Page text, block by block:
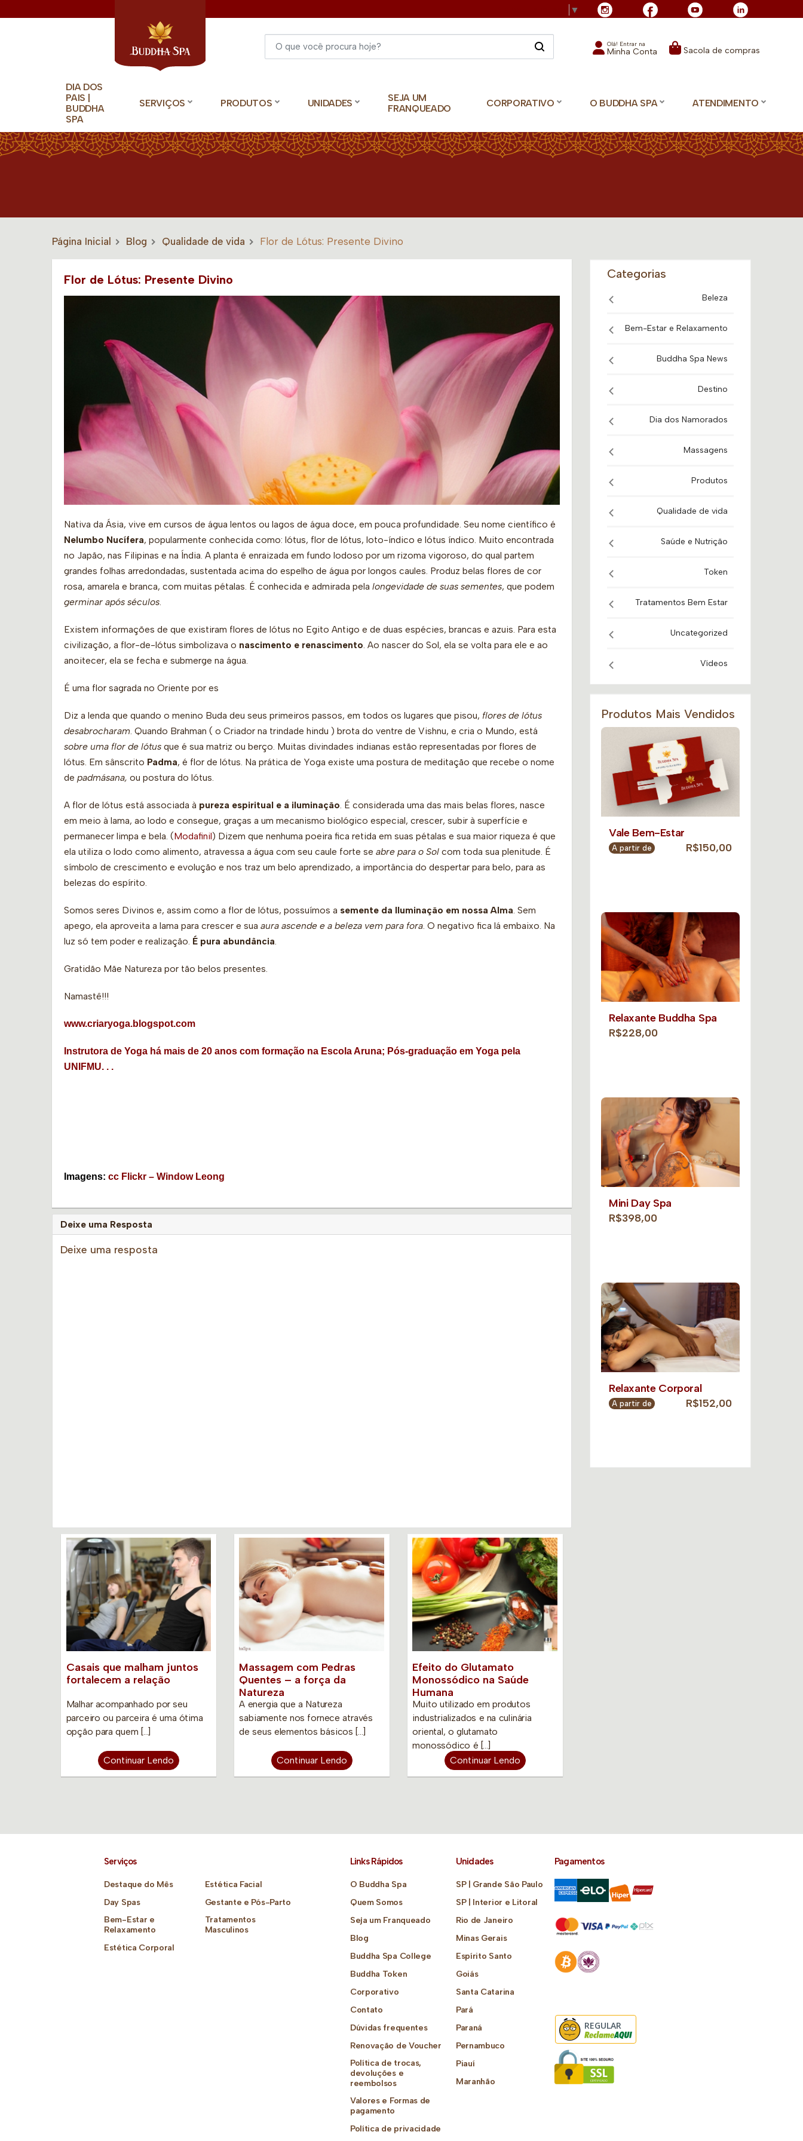
▼
Olá! Entrar na
Minha Conta Sacola de compras
DIA DOS
PAIS |
BUDDHA
SPA
SERVIÇOS PRODUTOS UNIDADES
SEJA UM
FRANQUEADO
CORPORATIVO O BUDDHA SPA ATENDIMENTO
Página Inicial Blog Qualidade de vida Flor de Lótus: Presente Divino
Flor de Lótus: Presente Divino
Nativa da Ásia, vive em cursos de água lentos ou lagos de água doce, em pouca profundidade. Seu nome científico é
Nelumbo Nucífera, popularmente conhecida como: lótus, flor de lótus, loto-índico e lótus índico. Muito encontrada
no Japão, nas Filipinas e na Índia. A planta é enraizada em fundo lodoso por um rizoma vigoroso, do qual partem
grandes folhas arredondadas, sustentada acima do espelho de água por longos caules. Produz belas flores de cor
rosa, amarela e branca, com muitas pétalas. É conhecida e admirada pela longevidade de suas sementes, que podem
germinar após séculos.
Existem informações de que existiram flores de lótus no Egito Antigo e de duas espécies, brancas e azuis. Para esta
civilização, a flor-de-lótus simbolizava o nascimento e renascimento. Ao nascer do Sol, ela se volta para ele e ao
anoitecer, ela se fecha e submerge na água.
É uma flor sagrada no Oriente por es
Diz a lenda que quando o menino Buda deu seus primeiros passos, em todos os lugares que pisou, flores de lótus
desabrocharam. Quando Brahman ( o Criador na trindade hindu ) brota do ventre de Vishnu, e cria o Mundo, está
sobre uma flor de lótus que é sua matriz ou berço. Muitas divindades indianas estão representadas por flores de
lótus. Em sânscrito Padma, é flor de lótus. Na prática de Yoga existe uma postura de meditação que recebe o nome
de padmásana, ou postura do lótus.
A flor de lótus está associada à pureza espiritual e a iluminação. É considerada uma das mais belas flores, nasce
em meio à lama, ao lodo e consegue, graças a um mecanismo biológico especial, crescer, subir à superfície e
permanecer limpa e bela. (Modafinil) Dizem que nenhuma poeira fica retida em suas pétalas e sua maior riqueza é que
ela utiliza o lodo como alimento, atravessa a água com seu caule forte se abre para o Sol com toda sua plenitude. É
símbolo de crescimento e evolução e nos traz um belo aprendizado, a importância do despertar para belo, para as
belezas do espírito.
Somos seres Divinos e, assim como a flor de lótus, possuímos a semente da Iluminação em nossa Alma. Sem
apego, ela aproveita a lama para crescer e sua aura ascende e a beleza vem para fora. O negativo fica lá embaixo. Na
luz só tem poder e realização. É pura abundância.
Gratidão Mãe Natureza por tão belos presentes.
Namastê!!!
www.criaryoga.blogspot.com
Instrutora de Yoga há mais de 20 anos com formação na Escola Aruna; Pós-graduação em Yoga pela
UNIFMU. . .
Imagens: cc Flickr – Window Leong
Deixe uma Resposta
Deixe uma resposta
Casais que malham juntos
fortalecem a relação
Malhar acompanhado por seu
parceiro ou parceira é uma ótima
opção para quem […]
Continuar Lendo
Massagem com Pedras
Quentes – a força da
Natureza
A energia que a Natureza
sabiamente nos fornece através
de seus elementos básicos […]
Continuar Lendo
Efeito do Glutamato
Monossódico na Saúde
Humana
Muito utilizado em produtos
industrializados e na culinária
oriental, o glutamato
monossódico é […]
Continuar Lendo
Categorias
Beleza
Bem-Estar e Relaxamento
Buddha Spa News
Destino
Dia dos Namorados
Massagens
Produtos
Qualidade de vida
Saúde e Nutrição
Token
Tratamentos Bem Estar
Uncategorized
Vídeos
Produtos Mais Vendidos
Vale Bem-Estar
A partir de R$150,00
Relaxante Buddha Spa
R$228,00
Mini Day Spa
R$398,00
Relaxante Corporal
A partir de R$152,00
Serviços
Destaque do Mês
Day Spas
Bem-Estar e
Relaxamento
Estética Corporal
Estética Facial
Gestante e Pós-Parto
Tratamentos
Masculinos
Links Rápidos
O Buddha Spa
Quem Somos
Seja um Franqueado
Blog
Buddha Spa College
Buddha Token
Corporativo
Contato
Dúvidas frequentes
Renovação de Voucher
Política de trocas,
devoluções e
reembolsos
Valores e Formas de
pagamento
Política de privacidade
Unidades
SP | Grande São Paulo
SP | Interior e Litoral
Rio de Janeiro
Minas Gerais
Espírito Santo
Goiás
Santa Catarina
Pará
Paraná
Pernambuco
Piauí
Maranhão
Pagamentos
REGULAR